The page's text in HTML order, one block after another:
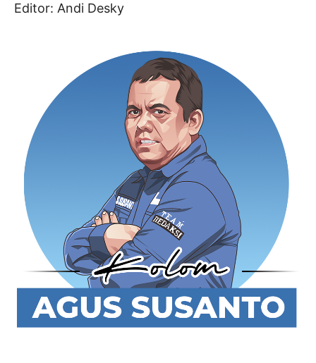
Editor: Andi Desky